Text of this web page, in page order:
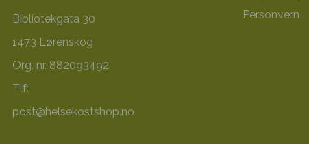
Bibliotekgata 30
1473 Lørenskog
Org. nr. 882093492
Tlf:
post@helsekostshop.no
Personvern